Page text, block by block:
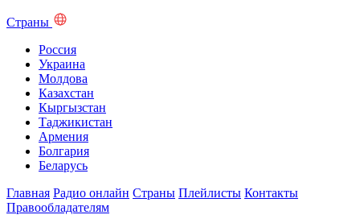
Страны
Россия
Украина
Молдова
Казахстан
Кыргызстан
Таджикистан
Армения
Болгария
Беларусь
Главная Радио онлайн Страны Плейлисты Контакты
Правообладателям